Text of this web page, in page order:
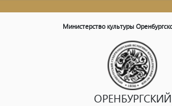
Министерство культуры
ОРЕНБУРГСКИЙ